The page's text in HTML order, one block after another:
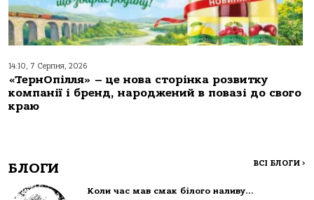
14:10, 7 Серпня, 2026
«ТернОпілля» – це нова сторінка розвитку
компанії і бренд, народжений в повазі до свого
краю
БЛОГИ ВСІ БЛОГИ >
Коли час мав смак білого наливу…